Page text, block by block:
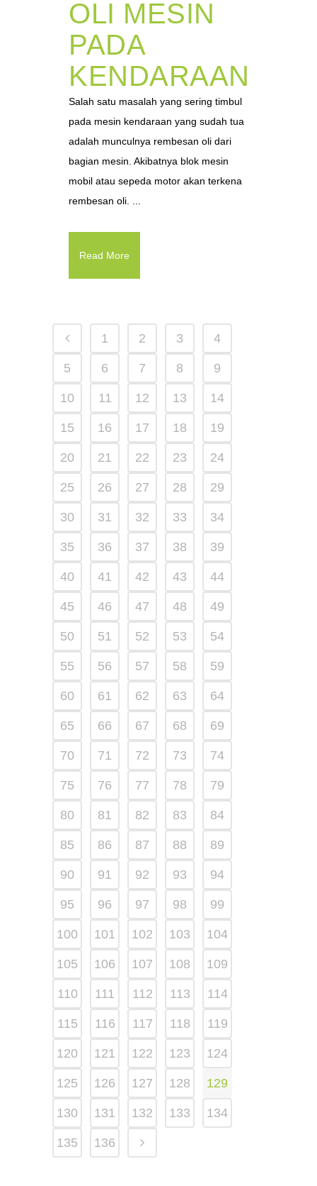
OLI MESIN
PADA
KENDARAAN
Salah satu masalah yang sering timbul
pada mesin kendaraan yang sudah tua
adalah munculnya rembesan oli dari
bagian mesin. Akibatnya blok mesin
mobil atau sepeda motor akan terkena
rembesan oli. ...
Read More
1 2 3 4
5 6 7 8 9
10 11 12 13 14
15 16 17 18 19
20 21 22 23 24
25 26 27 28 29
30 31 32 33 34
35 36 37 38 39
40 41 42 43 44
45 46 47 48 49
50 51 52 53 54
55 56 57 58 59
60 61 62 63 64
65 66 67 68 69
70 71 72 73 74
75 76 77 78 79
80 81 82 83 84
85 86 87 88 89
90 91 92 93 94
95 96 97 98 99
100 101 102 103 104
105 106 107 108 109
110 111 112 113 114
115 116 117 118 119
120 121 122 123 124
125 126 127 128 129
130 131 132 133 134
135 136